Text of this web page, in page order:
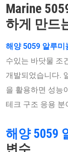
Marine
하게 만드
해양 5059 알루미
수있는 바닷물 조
개발되었습니다.
을 활용하면 성능
테크 구조 응용 분
해양 5059
변수